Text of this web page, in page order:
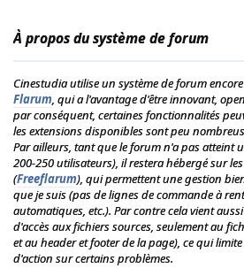
À propos du système de forum
Cinestudia utilise un système de forum
Flarum, qui a l'avantage d'être innovant,
par conséquent, certaines fonctionnalités
les extensions disponibles sont peu
Par ailleurs, tant que le forum n'a pas atteint
200-250 utilisateurs), il restera hébergé sur
(Freeflarum), qui permettent une gestion
que je suis (pas de lignes de commande à
automatiques, etc.). Par contre cela vient
d'accès aux fichiers sources, seulement au
et au header et footer de la page), ce qui
d'action sur certains problèmes.